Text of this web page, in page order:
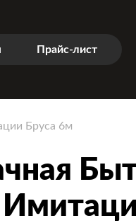
Прайс-лист
Бруса 6м